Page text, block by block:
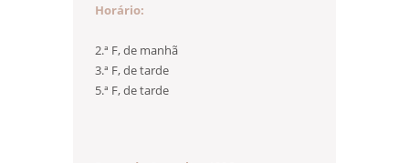
Horário:
2.ª F, de manhã
3.ª F, de tarde
5.ª F, de tarde